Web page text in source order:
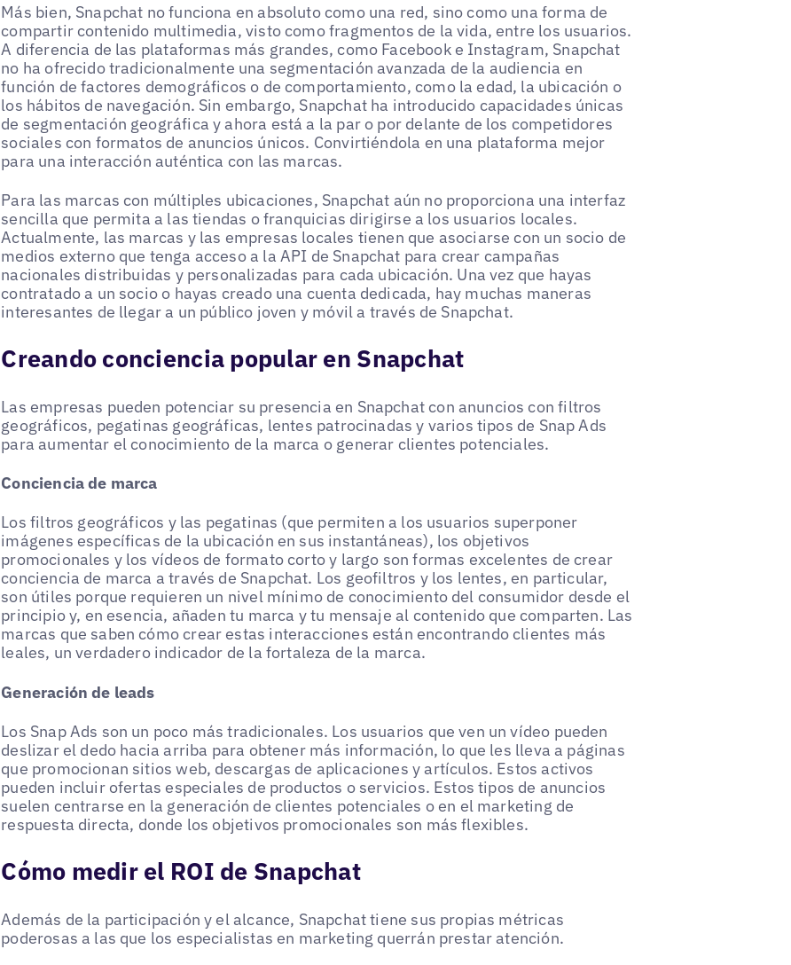
Más bien, Snapchat no funciona en absoluto como una red, sino como una forma de
compartir contenido multimedia, visto como fragmentos de la vida, entre los usuarios.
A diferencia de las plataformas más grandes, como Facebook e Instagram, Snapchat
no ha ofrecido tradicionalmente una segmentación avanzada de la audiencia en
función de factores demográficos o de comportamiento, como la edad, la ubicación o
los hábitos de navegación. Sin embargo, Snapchat ha introducido capacidades únicas
de segmentación geográfica y ahora está a la par o por delante de los competidores
sociales con formatos de anuncios únicos. Convirtiéndola en una plataforma mejor
para una interacción auténtica con las marcas.
Para las marcas con múltiples ubicaciones, Snapchat aún no proporciona una interfaz
sencilla que permita a las tiendas o franquicias dirigirse a los usuarios locales.
Actualmente, las marcas y las empresas locales tienen que asociarse con un socio de
medios externo que tenga acceso a la API de Snapchat para crear campañas
nacionales distribuidas y personalizadas para cada ubicación. Una vez que hayas
contratado a un socio o hayas creado una cuenta dedicada, hay muchas maneras
interesantes de llegar a un público joven y móvil a través de Snapchat.
Creando conciencia popular en Snapchat
Las empresas pueden potenciar su presencia en Snapchat con anuncios con filtros
geográficos, pegatinas geográficas, lentes patrocinadas y varios tipos de Snap Ads
para aumentar el conocimiento de la marca o generar clientes potenciales.
Conciencia de marca
Los filtros geográficos y las pegatinas (que permiten a los usuarios superponer
imágenes específicas de la ubicación en sus instantáneas), los objetivos
promocionales y los vídeos de formato corto y largo son formas excelentes de crear
conciencia de marca a través de Snapchat. Los geofiltros y los lentes, en particular,
son útiles porque requieren un nivel mínimo de conocimiento del consumidor desde el
principio y, en esencia, añaden tu marca y tu mensaje al contenido que comparten. Las
marcas que saben cómo crear estas interacciones están encontrando clientes más
leales, un verdadero indicador de la fortaleza de la marca.
Generación de leads
Los Snap Ads son un poco más tradicionales. Los usuarios que ven un vídeo pueden
deslizar el dedo hacia arriba para obtener más información, lo que les lleva a páginas
que promocionan sitios web, descargas de aplicaciones y artículos. Estos activos
pueden incluir ofertas especiales de productos o servicios. Estos tipos de anuncios
suelen centrarse en la generación de clientes potenciales o en el marketing de
respuesta directa, donde los objetivos promocionales son más flexibles.
Cómo medir el ROI de Snapchat
Además de la participación y el alcance, Snapchat tiene sus propias métricas
poderosas a las que los especialistas en marketing querrán prestar atención.